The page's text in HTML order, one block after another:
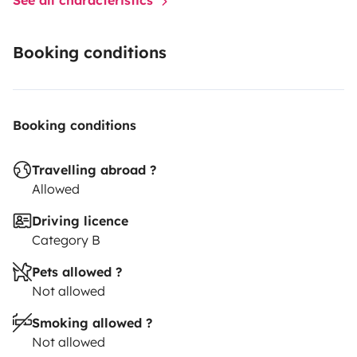
Booking conditions
Booking conditions
Travelling abroad ?
Allowed
Driving licence
Category B
Pets allowed ?
Not allowed
Smoking allowed ?
Not allowed